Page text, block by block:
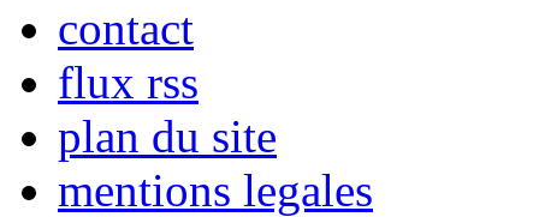
contact
flux rss
plan du site
mentions legales